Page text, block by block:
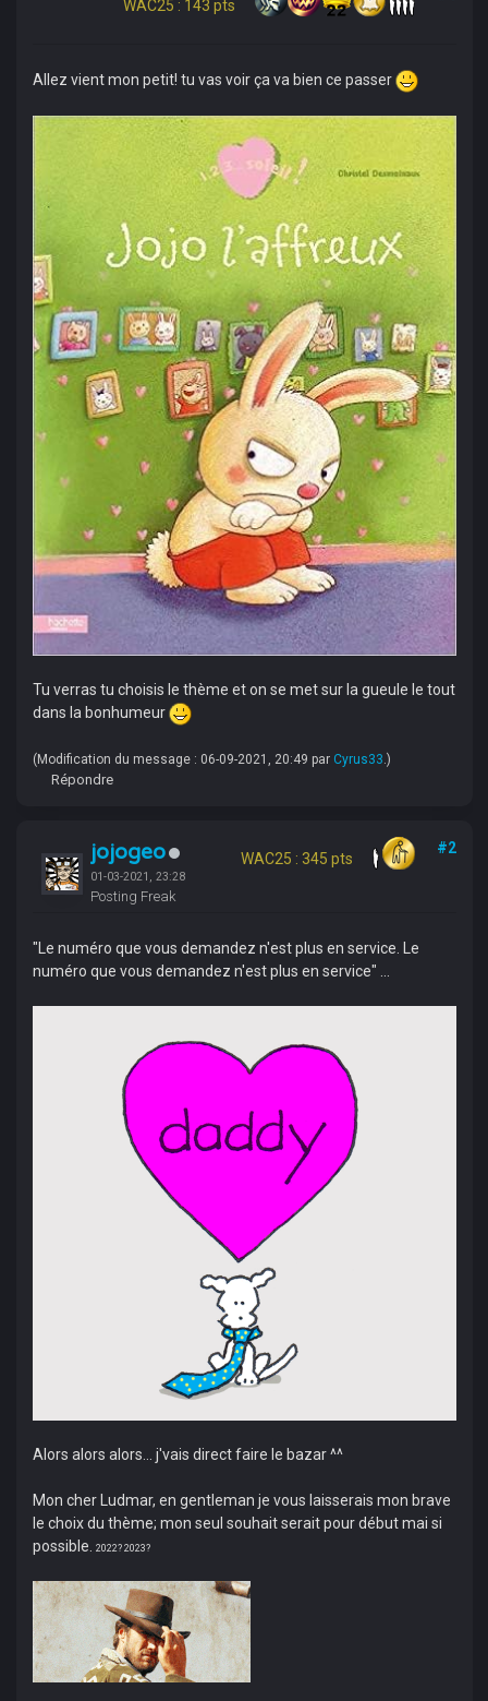
WAC25 : 143 pts
Allez vient mon petit! tu vas voir ça va bien ce passer
Tu verras tu choisis le thème et on se met sur la gueule le tout
dans la bonhumeur
(Modification du message : 06-09-2021, 20:49 par Cyrus33 .)
Répondre
jojogeo
01-03-2021, 23:28
Posting Freak
WAC25 : 345 pts
#2
"Le numéro que vous demandez n'est plus en service. Le
numéro que vous demandez n'est plus en service" ...
Alors alors alors... j'vais direct faire le bazar ^^
Mon cher Ludmar, en gentleman je vous laisserais mon brave
le choix du thème; mon seul souhait serait pour début mai si
possible.
2022? 2023?